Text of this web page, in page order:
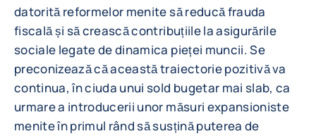
datorită reformelor menite să reducă frauda
fiscală și să crească contribuțiile la asigurările
sociale legate de dinamica pieței muncii. Se
preconizează că această traiectorie pozitivă va
continua, în ciuda unui sold bugetar mai slab, ca
urmare a introducerii unor măsuri expansioniste
menite în primul rând să susțină puterea de